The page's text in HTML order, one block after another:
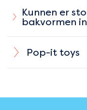
Kunnen er
bakvormen
Pop-it toys